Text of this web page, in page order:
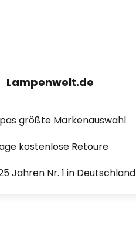
Lampenwelt.de
größte Markenauswahl
kostenlose Retoure
Jahren Nr. 1 in Deutschland